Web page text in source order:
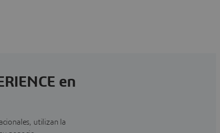
en
utilizan la